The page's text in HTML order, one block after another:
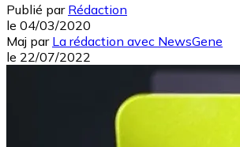
Publié par Rédaction
le 04/03/2020
Maj par La rédaction avec NewsGene
le 22/07/2022